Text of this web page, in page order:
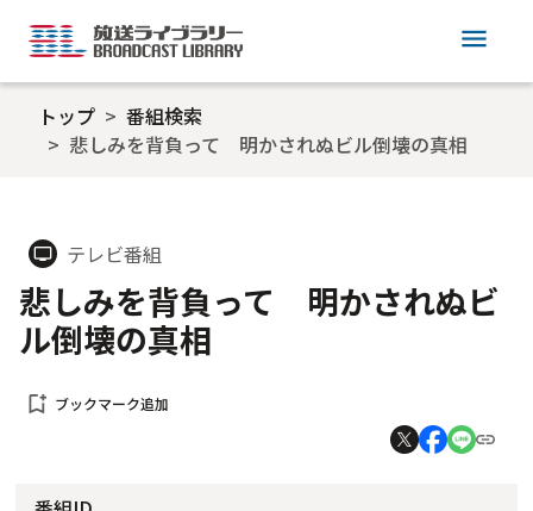
menu
トップ
番組検索
悲しみを背負って 明かされぬビル倒壊の真相
tv テレビ番組
悲しみを背負って 明かされぬビ
ル倒壊の真相
bookmark_add ブックマーク追加